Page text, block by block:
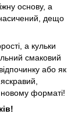
основу, а
дещо
а кульки
смаковий
або як
новому форматі!